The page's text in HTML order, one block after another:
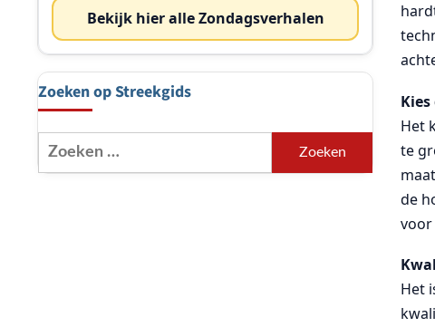
Het
te
de
Het
Bekijk hier alle Zondagsverhalen
Zoeken op Streekgids
Zoeken
naar: